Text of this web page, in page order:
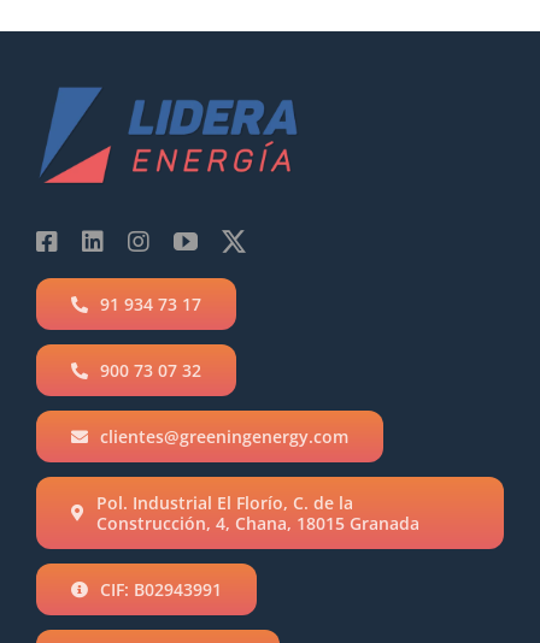
91 934 73 17
900 73 07 32
clientes@greeningenergy.com
Pol. Industrial El Florío, C. de la
Construcción, 4, Chana, 18015 Granada
CIF: B02943991